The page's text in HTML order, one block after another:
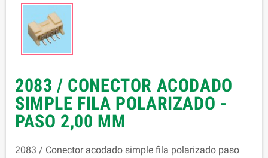
2083 / CONECTOR ACODADO
SIMPLE FILA POLARIZADO -
PASO 2,00 MM
2083 / Conector acodado simple fila polarizado paso